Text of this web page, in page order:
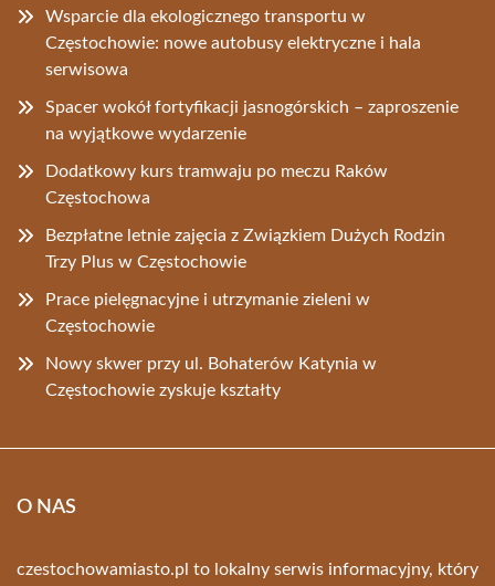
Wsparcie dla ekologicznego transportu w
Częstochowie: nowe autobusy elektryczne i hala
serwisowa
Spacer wokół fortyfikacji jasnogórskich – zaproszenie
na wyjątkowe wydarzenie
Dodatkowy kurs tramwaju po meczu Raków
Częstochowa
Bezpłatne letnie zajęcia z Związkiem Dużych Rodzin
Trzy Plus w Częstochowie
Prace pielęgnacyjne i utrzymanie zieleni w
Częstochowie
Nowy skwer przy ul. Bohaterów Katynia w
Częstochowie zyskuje kształty
O NAS
czestochowamiasto.pl to lokalny serwis informacyjny, który